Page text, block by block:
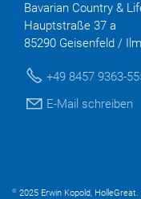
Bavarian Country &
Hauptstraße 37 a
85290 Geisenfeld /
+49 8457 9363-
E-Mail schreiben
© 2025 Erwin Kopold,